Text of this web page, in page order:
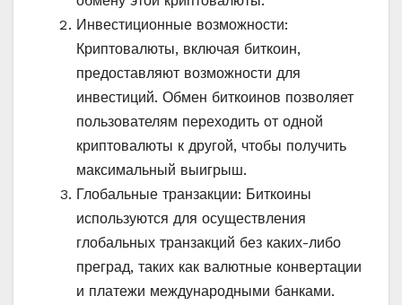
Инвестиционные возможности:
Криптовалюты, включая биткоин,
предоставляют возможности для
инвестиций. Обмен биткоинов позволяет
пользователям переходить от одной
криптовалюты к другой, чтобы получить
максимальный выигрыш.
Глобальные транзакции: Биткоины
используются для осуществления
глобальных транзакций без каких-либо
преград, таких как валютные конвертации
и платежи международными банками.